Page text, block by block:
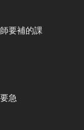
要補的課
急